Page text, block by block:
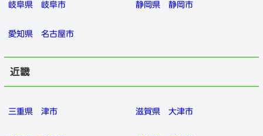
岐阜県 岐阜市 静岡県 静岡市
愛知県 名古屋市
近畿
三重県 津市 滋賀県 大津市